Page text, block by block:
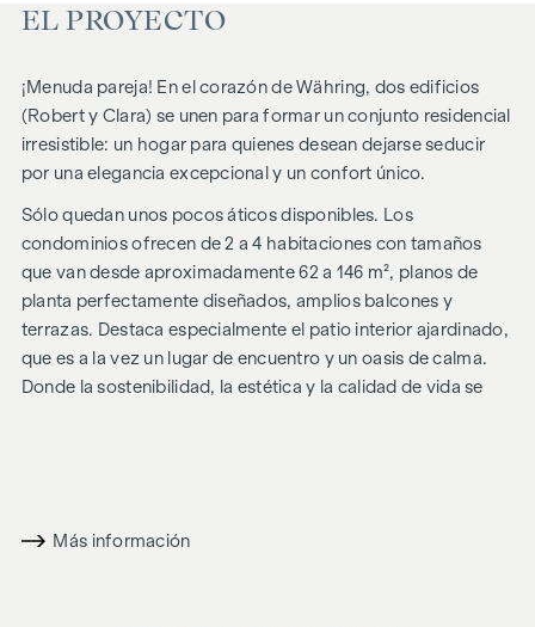
EL PROYECTO
¡Menuda pareja! En el corazón de Währing, dos edificios
(Robert y Clara) se unen para formar un conjunto residencial
irresistible: un hogar para quienes desean dejarse seducir
por una elegancia excepcional y un confort único.
Sólo quedan unos pocos áticos disponibles. Los
condominios ofrecen de 2 a 4 habitaciones con tamaños
que van desde aproximadamente 62 a 146 m², planos de
planta perfectamente diseñados, amplios balcones y
terrazas. Destaca especialmente el patio interior ajardinado,
que es a la vez un lugar de encuentro y un oasis de calma.
Donde la sostenibilidad, la estética y la calidad de vida se
ubicación tranquila pero céntrica.
Más información